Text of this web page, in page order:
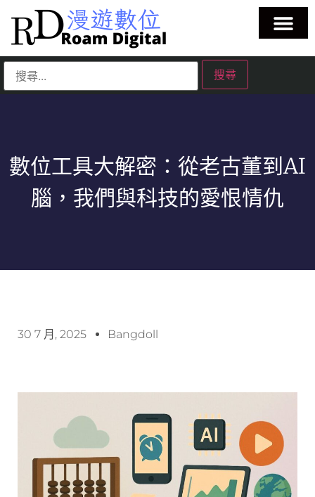
數位工具大解密：從老古董到AI
腦，我們與科技的愛恨情仇
30 7 月, 2025 Bangdoll